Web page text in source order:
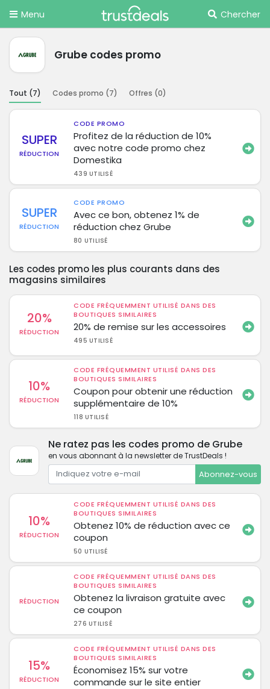
Menu Chercher
Grube codes promo
Tout (7) Codes promo (7) Offres (0)
SUPER
RÉDUCTION
CODE PROMO
Profitez de la réduction de 10%
avec notre code promo chez
Domestika
439 UTILISÉ
SUPER
RÉDUCTION
CODE PROMO
Avec ce bon, obtenez 1% de
réduction chez Grube
80 UTILISÉ
Les codes promo les plus courants dans des
magasins similaires
20%
RÉDUCTION
CODE FRÉQUEMMENT UTILISÉ DANS DES
BOUTIQUES SIMILAIRES
20% de remise sur les accessoires
495 UTILISÉ
10%
RÉDUCTION
CODE FRÉQUEMMENT UTILISÉ DANS DES
BOUTIQUES SIMILAIRES
Coupon pour obtenir une réduction
supplémentaire de 10%
118 UTILISÉ
Ne ratez pas les codes promo de Grube
en vous abonnant à la newsletter de TrustDeals !
Abonnez-vous
10%
RÉDUCTION
CODE FRÉQUEMMENT UTILISÉ DANS DES
BOUTIQUES SIMILAIRES
Obtenez 10% de réduction avec ce
coupon
50 UTILISÉ
RÉDUCTION
CODE FRÉQUEMMENT UTILISÉ DANS DES
BOUTIQUES SIMILAIRES
Obtenez la livraison gratuite avec
ce coupon
276 UTILISÉ
15%
RÉDUCTION
CODE FRÉQUEMMENT UTILISÉ DANS DES
BOUTIQUES SIMILAIRES
Économisez 15% sur votre
commande sur le site entier